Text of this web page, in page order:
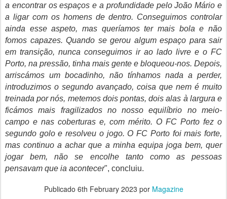
a encontrar os espaços e a profundidade pelo João Mário e
a ligar com os homens de dentro. Conseguimos controlar
ainda esse aspeto, mas queríamos ter mais bola e não
fomos capazes. Quando se gerou algum espaço para sair
em transição, nunca conseguimos ir ao lado livre e o FC
Porto, na pressão, tinha mais gente e bloqueou-nos. Depois,
arriscámos um bocadinho, não tínhamos nada a perder,
introduzimos o segundo avançado, coisa que nem é muito
treinada por nós, metemos dois pontas, dois alas à largura e
ficámos mais fragilizados no nosso equilíbrio no meio-
campo e nas coberturas e, com mérito. O FC Porto fez o
segundo golo e resolveu o jogo. O FC Porto foi mais forte,
mas continuo a achar que a minha equipa joga bem, quer
jogar bem, não se encolhe tanto como as pessoas
pensavam que ia acontecer", concluiu.
Publicado 6th February 2023 por Magazine